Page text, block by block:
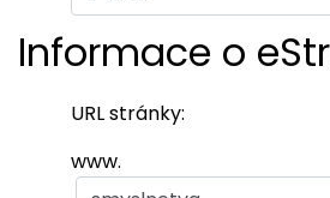
Informace o
URL stránky:
www.